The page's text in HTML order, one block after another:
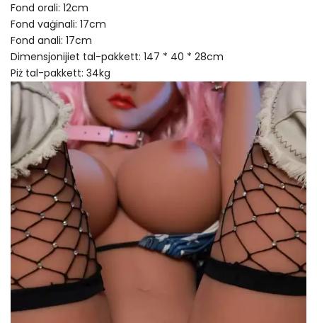
Fond orali: 12cm
Fond vaġinali: 17cm
Fond anali: 17cm
Dimensjonijiet tal-pakkett: 147 * 40 * 28cm
Piż tal-pakkett: 34kg